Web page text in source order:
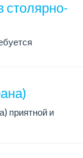
приятной и